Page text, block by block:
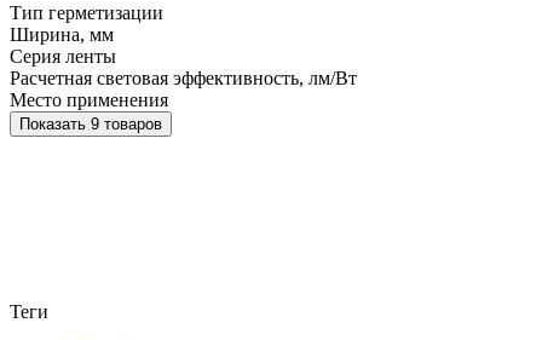
Тип герметизации
Ширина, мм
Серия ленты
Расчетная световая эффективность, лм/Вт
Место применения
Показать 9 товаров
Теги